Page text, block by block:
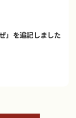
」を追記しました